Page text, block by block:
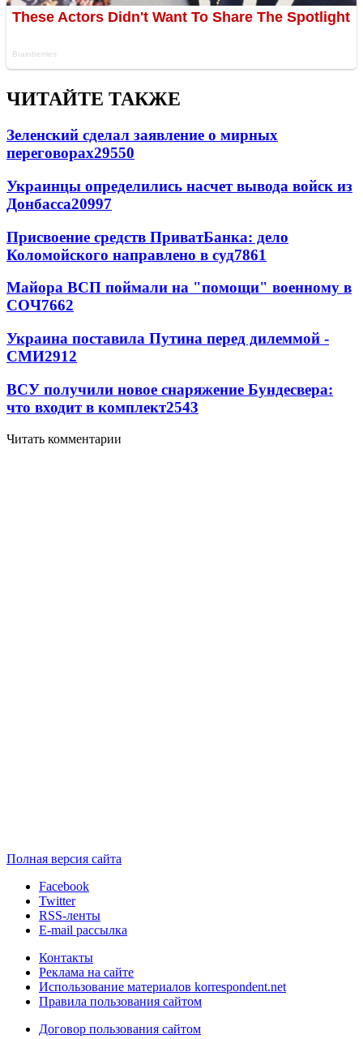
ЧИТАЙТЕ ТАКЖЕ
Зеленский сделал заявление о мирных
переговорах29550
Украинцы определились насчет вывода войск из
Донбасса20997
Присвоение средств ПриватБанка: дело
Коломойского направлено в суд7861
Майора ВСП поймали на "помощи" военному в
СОЧ7662
Украина поставила Путина перед дилеммой -
СМИ2912
ВСУ получили новое снаряжение Бундесвера:
что входит в комплект2543
Читать комментарии
Полная версия сайта
Facebook
Twitter
RSS-ленты
E-mail рассылка
Контакты
Реклама на сайте
Использование материалов korrespondent.net
Правила пользования сайтом
Договор пользования сайтом